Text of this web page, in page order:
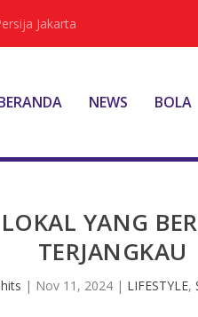
Jakarta
NEWS BOLA
LOKAL YANG
TERJANGKAU
| Nov 11, 2024| LIFESTYLE,